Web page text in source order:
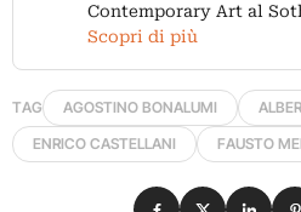
Contemporary Art al
Scopri di più
TAG AGOSTINO BONALUMI
ENRICO CASTELLANI
FAUSTO
Condividi su
Condividi su